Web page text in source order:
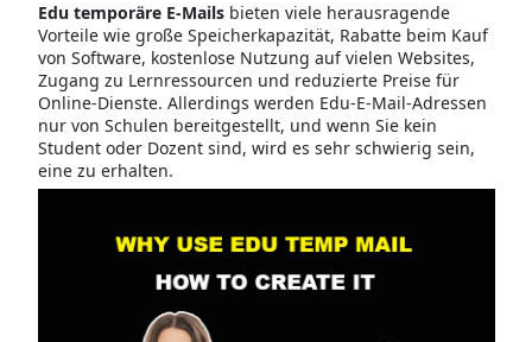
Edu temporäre E-Mailsbieten viele herausragende
Vorteile wie große Speicherkapazität, Rabatte beim Kauf
von Software, kostenlose Nutzung auf vielen Websites,
Zugang zu Lernressourcen und reduzierte Preise für
Online-Dienste. Allerdings werden Edu-E-Mail-Adressen
nur von Schulen bereitgestellt, und wenn Sie kein
Student oder Dozent sind, wird es sehr schwierig sein,
eine zu erhalten.